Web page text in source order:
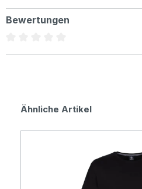
Bewertungen
Produktgalerie überspringen
Ähnliche Artikel